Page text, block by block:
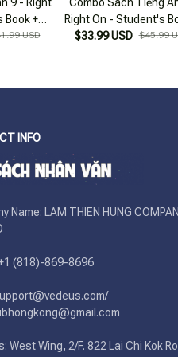
Book +
Cuốn)
USD
Right On - Student's
Workbook (Bộ 2
$33.99 USD $45.99
INFO
Name: LAM THIEN HUNG
(818)-869-8696
West Wing, 2/F. 822 Lai Chi Kok